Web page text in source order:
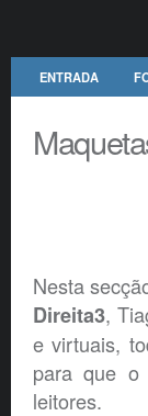
ENTRADA
Nesta
Direita3,
e virtuais,
para que o
leitores.